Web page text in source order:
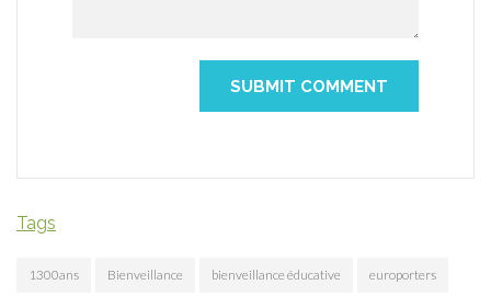
Tags
1300ans Bienveillance bienveillance éducative europorters